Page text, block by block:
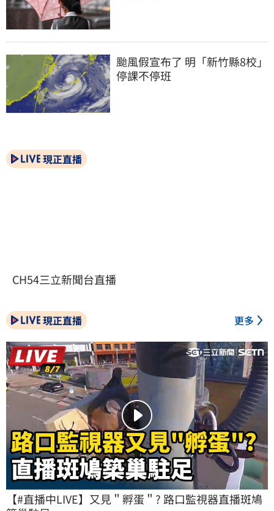
颱風假宣布了 明「新竹縣8校」
停課不停班
現正直播
CH54三立新聞台直播
現正直播 更多
【#直播中LIVE】又見＂孵蛋＂? 路口監視器直播斑鳩